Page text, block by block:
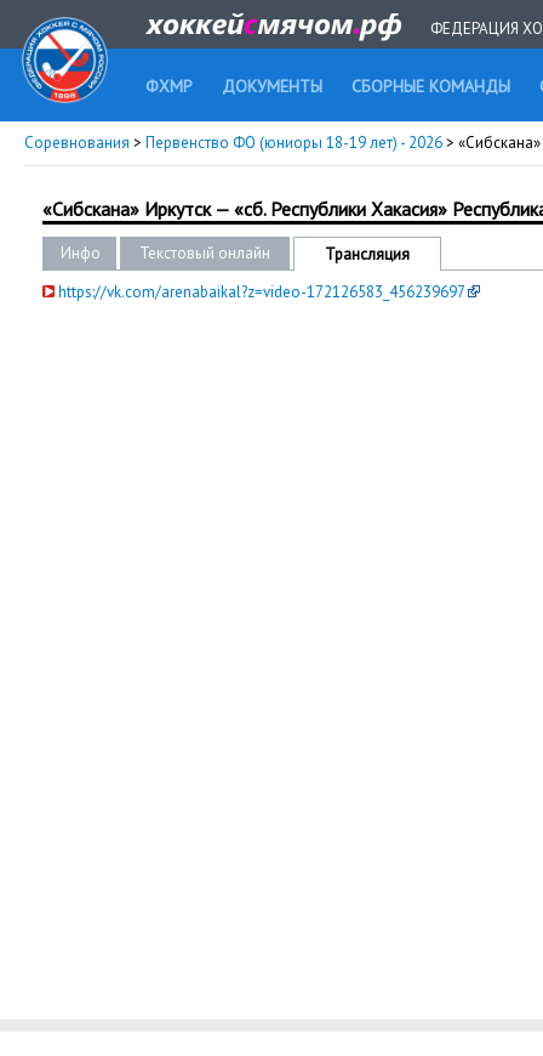
ФЕДЕРАЦИЯ
ФХМР ДОКУМЕНТЫ СБОРНЫЕ КОМАНДЫ
Соревнования > Первенство ФО (юниоры 18-19 лет) - 2026>
«Сибскана» Иркутск — «сб. Республики Хакасия»
Инфо Текстовый онлайн
Трансляция
https://vk.com/arenabaikal?z=video-172126583_456239697